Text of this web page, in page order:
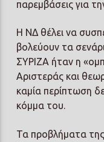
παρεμβάσεις για
Η ΝΔ θέλει να
βολεύουν τα
ΣΥΡΙΖΑ ήταν η
Αριστεράς και
καμία περίπτωση
κόμμα του.
Τα προβλήματα της